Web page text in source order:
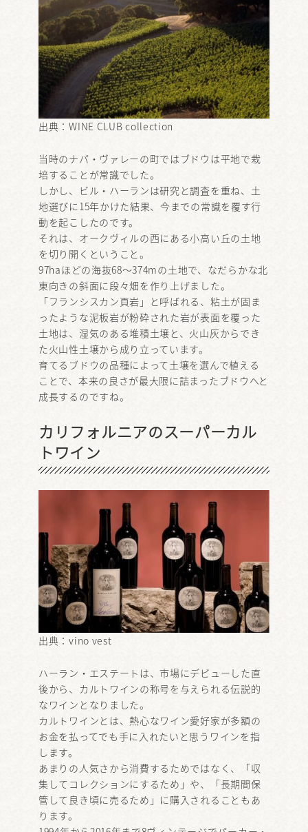
出典：WINE CLUB collection
当時のナパ・ヴァレーの町ではブドウは平地で栽
培することが常識でした。
しかし、ビル・ハーランは研究と調査を重ね、土
地選びに15年かけた結果、今までの常識を覆す行
動を起こしたのです。
それは、オークヴィルの西にある小高い丘の土地
を切り開くということ。
97haほどの海抜68～374mの土地で、なだらかな北
東向きの斜面に段々畑を作り上げました。
「フランシスカン頁岩」と呼ばれる、粘土が固ま
ったような泥板岩が粉砕された岩が表面を覆った
土地は、湿気のある堆積土壌と、火山灰からでき
た火山性土壌から成り立っています。
育てるブドウの品種によって土壌を選んで植える
ことで、本来の良さが最大限に詰まったブドウへと
成長するのですね。
カリフォルニアのスーパーカル
トワイン
出典：vino vest
ハーラン・エステートは、市場にデビューした直
後から、カルトワインの称号を与えられる伝説的
なワインとなりました。
カルトワインとは、熱心なワイン愛好家が多額の
お金を払ってでも手に入れたいと思うワインを指
します。
あまりの人気さから消費するためではなく、「収
集してコレクションにするため」や、「長期間保
管して良き頃に売るため」に購入されることもあ
ります。